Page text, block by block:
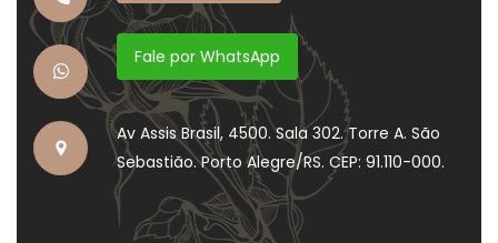
Fale por WhatsApp
Av Assis Brasil, 4500. Sala 302. Torre A. São
Sebastião. Porto Alegre/RS. CEP: 91.110-000.